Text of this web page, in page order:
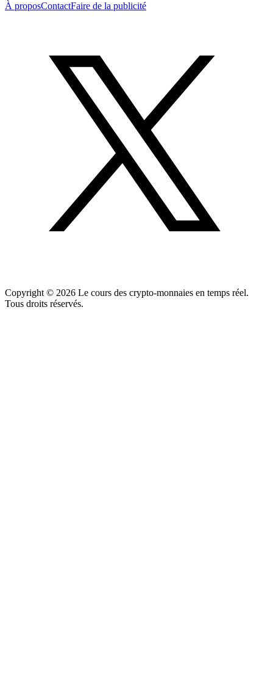
À proposContactFaire de la publicité
Copyright © 2026 Le cours des crypto-monnaies en temps réel.
Tous droits réservés.